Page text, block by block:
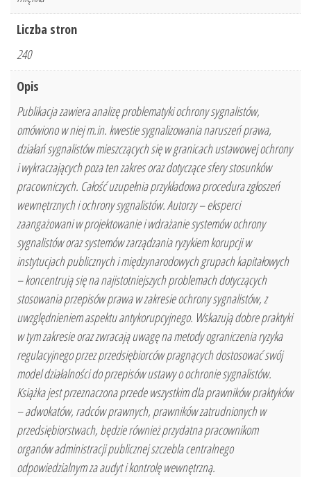
Liczba stron
240
Opis
Publikacja zawiera analizę problematyki ochrony sygnalistów,
omówiono w niej m.in. kwestie sygnalizowania naruszeń prawa,
działań sygnalistów mieszczących się w granicach ustawowej ochrony
i wykraczających poza ten zakres oraz dotyczące sfery stosunków
pracowniczych. Całość uzupełnia przykładowa procedura zgłoszeń
wewnętrznych i ochrony sygnalistów. Autorzy – eksperci
zaangażowani w projektowanie i wdrażanie systemów ochrony
sygnalistów oraz systemów zarządzania ryzykiem korupcji w
instytucjach publicznych i międzynarodowych grupach kapitałowych
– koncentrują się na najistotniejszych problemach dotyczących
stosowania przepisów prawa w zakresie ochrony sygnalistów, z
uwzględnieniem aspektu antykorupcyjnego. Wskazują dobre praktyki
w tym zakresie oraz zwracają uwagę na metody ograniczenia ryzyka
regulacyjnego przez przedsiębiorców pragnących dostosować swój
model działalności do przepisów ustawy o ochronie sygnalistów.
Książka jest przeznaczona przede wszystkim dla prawników praktyków
– adwokatów, radców prawnych, prawników zatrudnionych w
przedsiębiorstwach, będzie również przydatna pracownikom
organów administracji publicznej szczebla centralnego
odpowiedzialnym za audyt i kontrolę wewnętrzną.